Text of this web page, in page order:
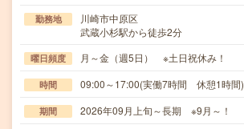
勤務地
川崎市中原区
武蔵小杉駅から徒歩2分
曜日頻度 月～金（週5日） ※土日祝休み！
時間 09:00～17:00(実働7時間 休憩1時間)
期間 2026年09月上旬～長期 ※9月～！